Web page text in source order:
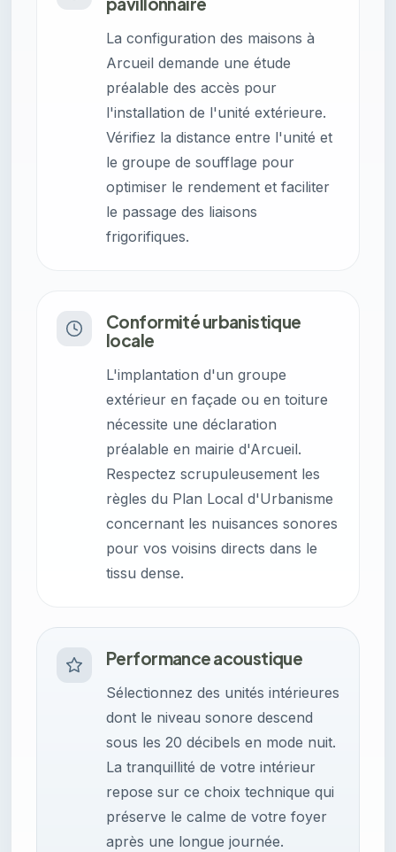
La configuration des maisons à
Arcueil demande une étude
préalable des accès pour
l'installation de l'unité extérieure.
Vérifiez la distance entre l'unité et
le groupe de soufflage pour
optimiser le rendement et faciliter
le passage des liaisons
frigorifiques.
Conformité urbanistique
locale
L'implantation d'un groupe
extérieur en façade ou en toiture
nécessite une déclaration
préalable en mairie d'Arcueil.
Respectez scrupuleusement les
règles du Plan Local d'Urbanisme
concernant les nuisances sonores
pour vos voisins directs dans le
tissu dense.
Performance acoustique
Sélectionnez des unités intérieures
dont le niveau sonore descend
sous les 20 décibels en mode nuit.
La tranquillité de votre intérieur
repose sur ce choix technique qui
préserve le calme de votre foyer
après une longue journée.